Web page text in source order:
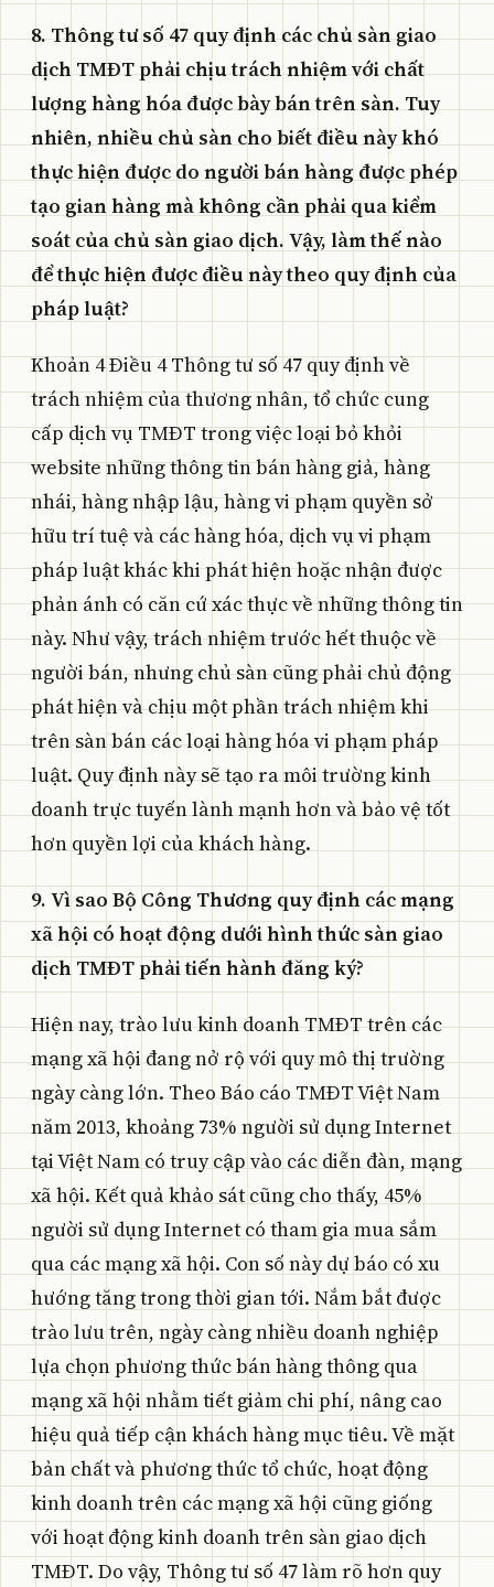
8. Thông tư số 47 quy định các chủ sàn giao
dịch TMĐT phải chịu trách nhiệm với chất
lượng hàng hóa được bày bán trên sàn. Tuy
nhiên, nhiều chủ sàn cho biết điều này khó
thực hiện được do người bán hàng được phép
tạo gian hàng mà không cần phải qua kiểm
soát của chủ sàn giao dịch. Vậy, làm thế nào
để thực hiện được điều này theo quy định của
pháp luật?
Khoản 4 Điều 4 Thông tư số 47 quy định về
trách nhiệm của thương nhân, tổ chức cung
cấp dịch vụ TMĐT trong việc loại bỏ khỏi
website những thông tin bán hàng giả, hàng
nhái, hàng nhập lậu, hàng vi phạm quyền sở
hữu trí tuệ và các hàng hóa, dịch vụ vi phạm
pháp luật khác khi phát hiện hoặc nhận được
phản ánh có căn cứ xác thực về những thông tin
này. Như vậy, trách nhiệm trước hết thuộc về
người bán, nhưng chủ sàn cũng phải chủ động
phát hiện và chịu một phần trách nhiệm khi
trên sàn bán các loại hàng hóa vi phạm pháp
luật. Quy định này sẽ tạo ra môi trường kinh
doanh trực tuyến lành mạnh hơn và bảo vệ tốt
hơn quyền lợi của khách hàng.
9. Vì sao Bộ Công Thương quy định các mạng
xã hội có hoạt động dưới hình thức sàn giao
dịch TMĐT phải tiến hành đăng ký?
Hiện nay, trào lưu kinh doanh TMĐT trên các
mạng xã hội đang nở rộ với quy mô thị trường
ngày càng lớn. Theo Báo cáo TMĐT Việt Nam
năm 2013, khoảng 73% người sử dụng Internet
tại Việt Nam có truy cập vào các diễn đàn, mạng
xã hội. Kết quả khảo sát cũng cho thấy, 45%
người sử dụng Internet có tham gia mua sắm
qua các mạng xã hội. Con số này dự báo có xu
hướng tăng trong thời gian tới. Nắm bắt được
trào lưu trên, ngày càng nhiều doanh nghiệp
lựa chọn phương thức bán hàng thông qua
mạng xã hội nhằm tiết giảm chi phí, nâng cao
hiệu quả tiếp cận khách hàng mục tiêu. Về mặt
bản chất và phương thức tổ chức, hoạt động
kinh doanh trên các mạng xã hội cũng giống
với hoạt động kinh doanh trên sàn giao dịch
TMĐT. Do vậy, Thông tư số 47 làm rõ hơn quy